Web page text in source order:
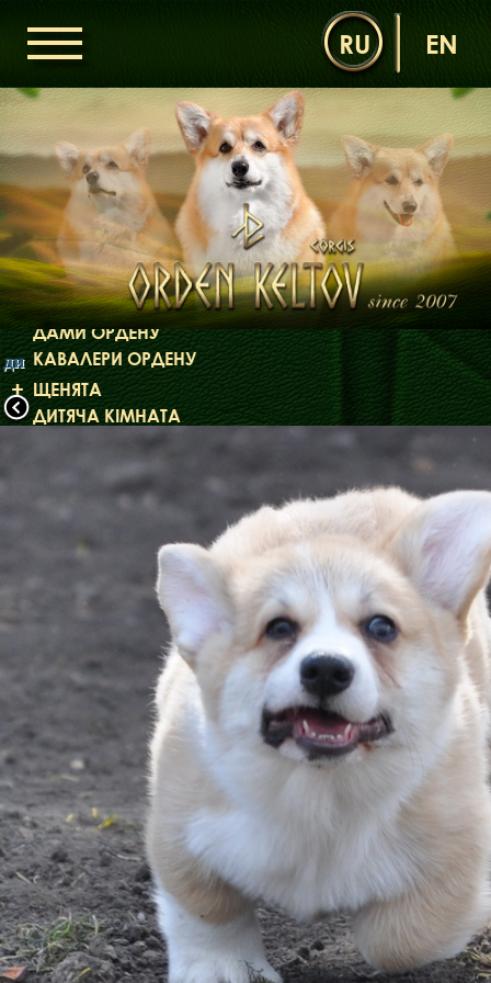
ди
RU EN
ОРДЕН КЕЛЬТІВ
НОВИНИ
ДИТЯЧА КІМНАТА
КОНТАКТИ
НАШІ КОРГІ
ДАМИ ОРДЕНУ
КАВАЛЕРИ ОРДЕНУ
ЩЕНЯТА
ДИТЯЧА КІМНАТА
МІФИ
ГАЛЕРЕЇ